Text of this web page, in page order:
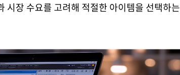
시장 수요를 고려해 적절한 아이템을 선택하는